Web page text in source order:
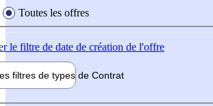
Toutes les offres
le filtre de date de création de l'offre
filtres de types de Contrat